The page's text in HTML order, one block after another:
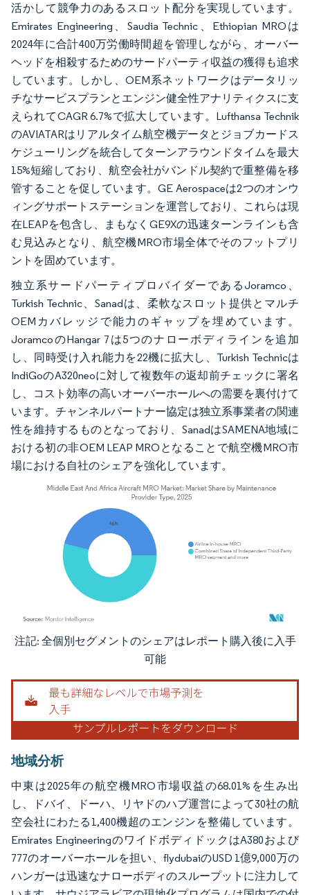
活かして競争力のあるスロット配分を実現しています。
Emirates Engineering、Saudia Technic、Ethiopian MROは
2024年に合計400万労働時間超を管理しながら、オーバー
ヘッドを相殺するためのサードパーティ収益の獲得も追求
しています。しかし、OEM系ネットワークはデータリッ
チなサービスプランとエンジン健全性アナリティクスに支
えられてCAGR 6.7%で拡大しています。Lufthansa Technik
のAVIATARはリアルタイム航空機データとジョブカードス
ケジューリングを統合してターンアラウンドタイムを最大
15%短縮しており、航空会社がバンドル契約で重整備を移
管することを促しています。GE Aerospaceは2つのオンウ
ィングサポートステーションを運営しており、これらは現
在LEAPを包含し、まもなくGE9Xの迅速ターンラインも含
む見込みとなり、航空機MRO市場全体でそのフットプリ
ントを固めています。
独立系サードパーティプロバイダーであるJoramco、
Turkish Technic、Sanadは、柔軟なスロット提供とマルチ
OEMカバレッジで能力のギャップを埋めています。
JoramcoのHangar 7は5つのナローボディラインを追加
し、同時受け入れ能力を22機に拡大し、Turkish Technicは
IndiGoのA320neoに対して複数年の返却前チェックに署名
し、コスト効率の高いオーバーホールへの需要を裏付けて
います。チャンネルパートナー協定は独立系事業者の関連
性を維持するものとなっており、SanadはSAMENA地域に
おける初の非OEM LEAP MROとなることで航空機MRO市
場における自社のシェアを強化しています。
画像 © Mordor Intelligence。再利用にはCC BY 4.0の表示が必要です。
注記: 全個別セグメントのシェアはレポート購入後に入手
可能
地域分析
中東は2025年の航空機MRO市場収益の68.01%を生み出
し、ドバイ、ドーハ、リヤドのハブ運営によって30社の航
空会社にわたる1,400機超のエンジンを整備しています。
Emirates EngineeringのワイドボディドックはA380および
777のオーバーホールを担い、flydubaiのUSD 1億9,000万の
ハンガーは迅速なナローボディのスループットに注力して